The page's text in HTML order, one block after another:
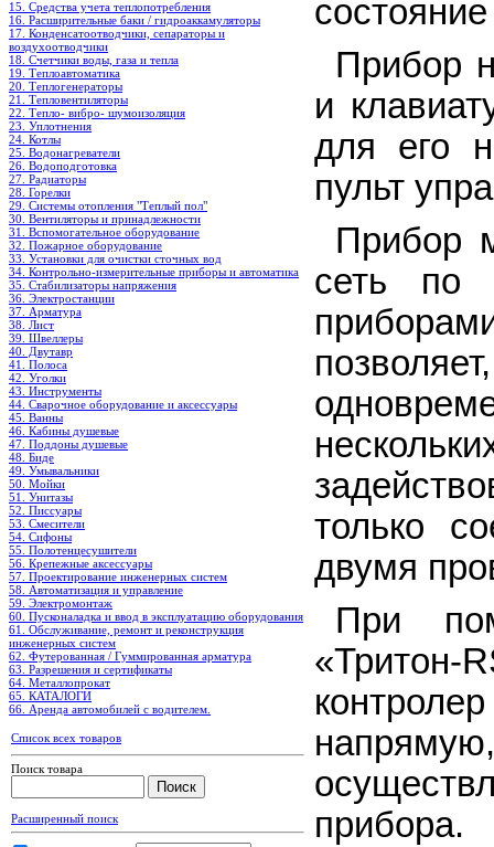
15. Средства учета теплопотребления
16. Расширительные баки / гидроаккамуляторы
17. Конденсатоотводчики, сепараторы и
воздухоотводчики
18. Счетчики воды, газа и тепла
19. Теплоавтоматика
20. Теплогенераторы
21. Тепловентиляторы
22. Тепло- вибро- шумоизоляция
23. Уплотнения
24. Котлы
25. Водонагреватели
26. Водоподготовка
27. Радиаторы
28. Горелки
29. Системы отопления "Теплый пол"
30. Вентиляторы и принадлежности
31. Вспомогательное оборудование
32. Пожарное оборудование
33. Установки для очистки сточных вод
34. Контрольно-измерительные приборы и автоматика
35. Стабилизаторы напряжения
36. Электростанции
37. Арматура
38. Лист
39. Швеллеры
40. Двутавр
41. Полоса
42. Уголки
43. Инструменты
44. Сварочное оборудование и аксессуары
45. Ванны
46. Кабины душевые
47. Поддоны душевые
48. Биде
49. Умывальники
50. Мойки
51. Унитазы
52. Писсуары
53. Смесители
54. Сифоны
55. Полотенцесушители
56. Крепежные аксессуары
57. Проектирование инженерных систем
58. Автоматизация и управление
59. Электромонтаж
60. Пусконаладка и ввод в эксплуатацию оборудования
61. Обслуживание, ремонт и реконструкция
инженерных систем
62. Футерованная / Гуммированная арматура
63. Разрешения и сертификаты
64. Металлопрокат
65. КАТАЛОГИ
66. Аренда автомобилей с водителем.
Список всех товаров
Поиск товара
Расширенный поиск
Прибор
и
для его
пульт
Прибор
сеть по
только
двумя
При
«Тритон-
прибора.